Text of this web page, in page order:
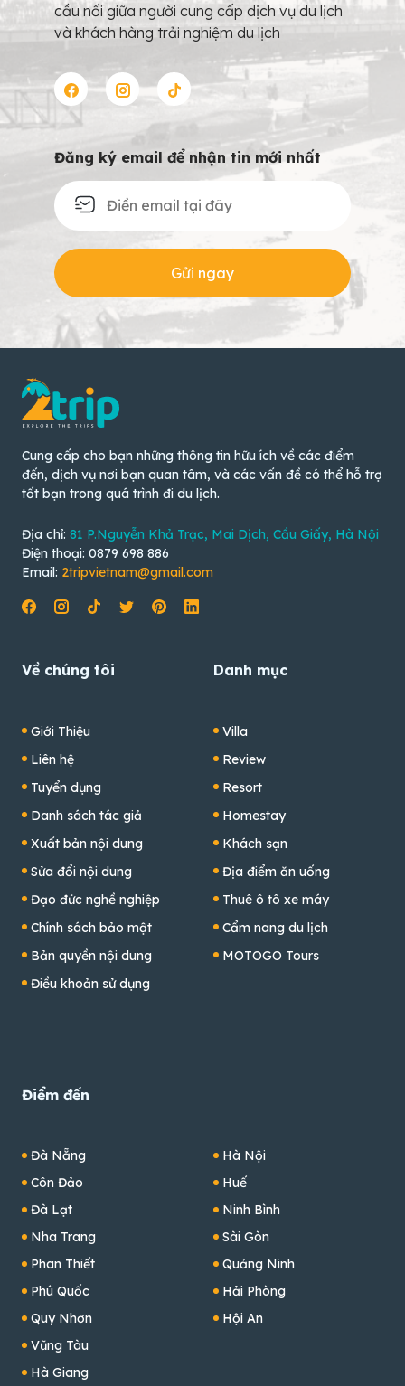
cầu nối giữa người cung cấp dịch vụ du lịch
và khách hàng trải nghiệm du lịch
Đăng ký email để nhận tin mới nhất
Gửi ngay
Cung cấp cho bạn những thông tin hữu ích về các điểm
đến, dịch vụ nơi bạn quan tâm, và các vấn đề có thể hỗ trợ
tốt bạn trong quá trình đi du lịch.
Địa chỉ: 81 P.Nguyễn Khả Trạc, Mai Dịch, Cầu Giấy, Hà Nội
Điện thoại: 0879 698 886
Email: 2tripvietnam@gmail.com
Về chúng tôi
Giới Thiệu
Liên hệ
Tuyển dụng
Danh sách tác giả
Xuất bản nội dung
Sửa đổi nội dung
Đạo đức nghề nghiệp
Chính sách bảo mật
Bản quyền nội dung
Điều khoản sử dụng
Danh mục
Villa
Review
Resort
Homestay
Khách sạn
Địa điểm ăn uống
Thuê ô tô xe máy
Cẩm nang du lịch
MOTOGO Tours
Điểm đến
Đà Nẵng
Côn Đảo
Đà Lạt
Nha Trang
Phan Thiết
Phú Quốc
Quy Nhơn
Vũng Tàu
Hà Giang
Hà Nội
Huế
Ninh Bình
Sài Gòn
Quảng Ninh
Hải Phòng
Hội An